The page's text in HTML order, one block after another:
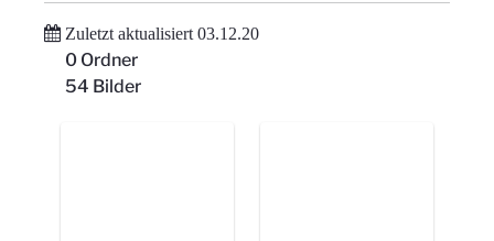
Zuletzt aktualisiert 03.12.20
0 Ordner
54 Bilder